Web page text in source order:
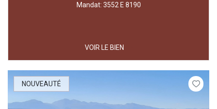
Mandat: 3552 E 8190
VOIR LE BIEN
NOUVEAUTÉ